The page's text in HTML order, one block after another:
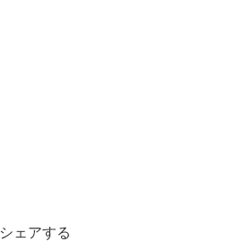
シェアする